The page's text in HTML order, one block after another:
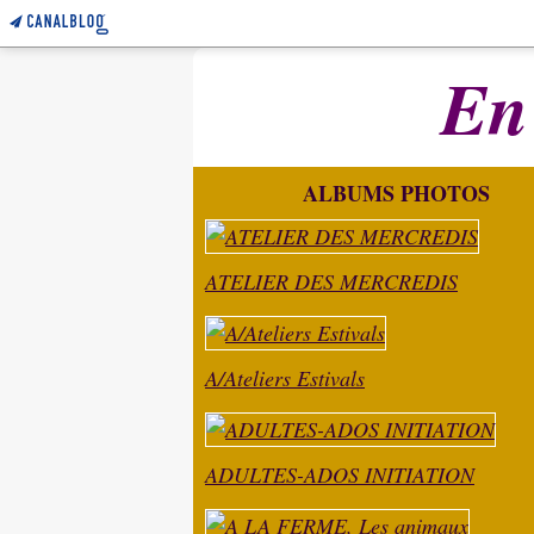
ALBUMS PHOTOS
ATELIER DES MERCREDIS
A/Ateliers Estivals
ADULTES-ADOS INITIATION